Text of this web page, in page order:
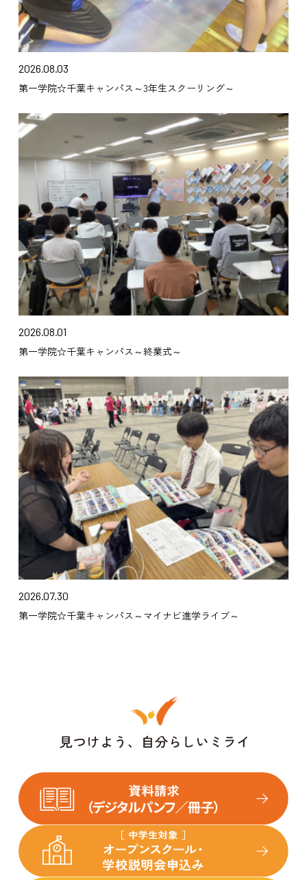
2026.08.03
第一学院☆千葉キャンパス～3年生スクーリング～
2026.08.01
第一学院☆千葉キャンパス～終業式～
2026.07.30
第一学院☆千葉キャンパス～マイナビ進学ライブ～